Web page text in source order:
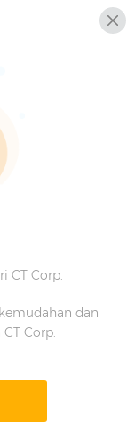
CT Corp.
dan
Corp.